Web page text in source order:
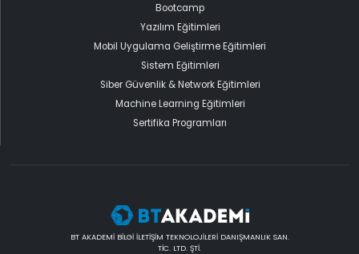
Bootcamp
Yazılım Eğitimleri
Mobil Uygulama Geliştirme Eğitimleri
Sistem Eğitimleri
Siber Güvenlik & Network Eğitimleri
Machine Learning Eğitimleri
Sertifika Programları
BT AKADEMİ BİLGİ İLETİŞİM TEKNOLOJİLERİ DANIŞMANLIK SAN.
TİC. LTD. ŞTİ.